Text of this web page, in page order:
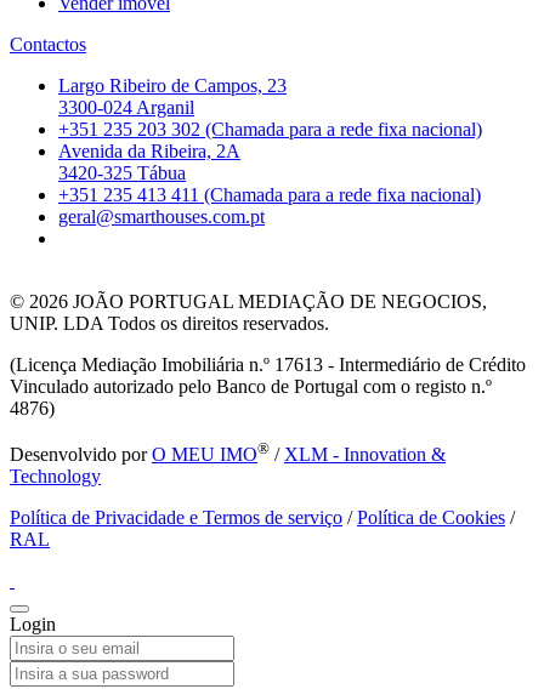
Contactos
Largo Ribeiro de Campos, 23
3300-024 Arganil
+351 235 203 302 (Chamada para a rede fixa nacional)
Avenida da Ribeira, 2A
3420-325 Tábua
+351 235 413 411 (Chamada para a rede fixa nacional)
geral@smarthouses.com.pt
© 2026 JOÃO PORTUGAL MEDIAÇÃO DE NEGOCIOS,
UNIP. LDA Todos os direitos reservados.
(Licença Mediação Imobiliária n.º 17613 - Intermediário de Crédito
Vinculado autorizado pelo Banco de Portugal com o registo n.º
4876)
Desenvolvido porO MEU IMO® / XLM - Innovation &
Technology
Política de Privacidade e Termos de serviço /Política de Cookies /
RAL
Login